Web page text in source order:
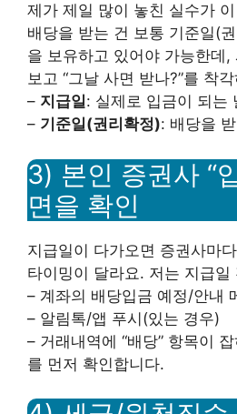
제가 제일 많이 놓친 실수가
배당을 받는 건 보통 기준일(
을 보유하고 있어야 가능한데,
보고 “그날 사면 받나?”를 착
– 지급일: 실제로 입금이 되는
– 기준일(권리확정): 배당을
3) 본인 증권사 “
면을 확인
지급일이 다가오면 증권사마
타이밍이 달라요. 저는 지급
– 계좌의 배당입금 예정/안내
– 알림톡/앱 푸시(있는 경우)
– 거래내역에 “배당” 항목이
를 먼저 확인합니다.